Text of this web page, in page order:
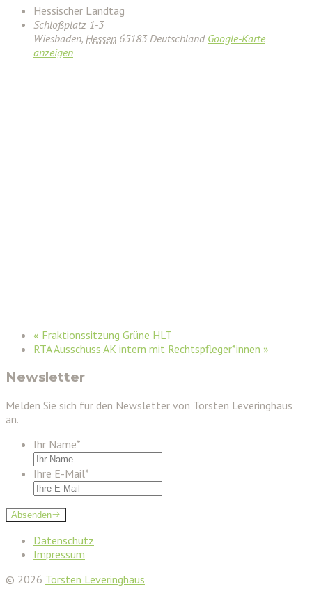
Hessischer Landtag
Schloßplatz 1-3
Wiesbaden, Hessen 65183 Deutschland Google-Karte
anzeigen
« Fraktionssitzung Grüne HLT
RTA Ausschuss AK intern mit Rechtspfleger*innen »
Newsletter
Melden Sie sich für den Newsletter von Torsten Leveringhaus
an.
Ihr Name*
Ihre E-Mail*
Absenden
Datenschutz
Impressum
© 2026 Torsten Leveringhaus